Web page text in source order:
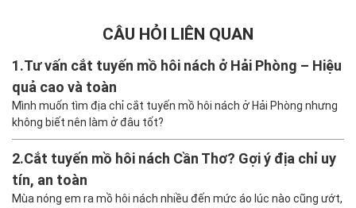
CÂU HỎI LIÊN QUAN
1.Tư vấn cắt tuyến mồ hôi nách ở Hải Phòng – Hiệu
quả cao và toàn
Mình muốn tìm địa chỉ cắt tuyến mồ hôi nách ở Hải Phòng nhưng
không biết nên làm ở đâu tốt?
2.Cắt tuyến mồ hôi nách Cần Thơ? Gợi ý địa chỉ uy
tín, an toàn
Mùa nóng em ra mồ hôi nách nhiều đến mức áo lúc nào cũng ướt,